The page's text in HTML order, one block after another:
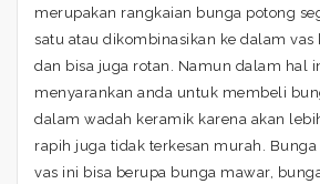
merupakan rangkaian bunga potong
satu atau dikombinasikan ke dalam vas
dan bisa juga rotan. Namun dalam hal
menyarankan anda untuk membeli
dalam wadah keramik karena akan
rapih juga tidak terkesan murah.
vas ini bisa berupa bunga mawar,